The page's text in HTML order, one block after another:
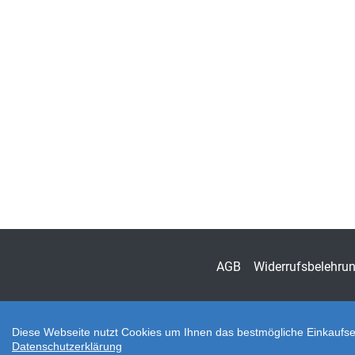
AGB
Diese Webseite nutzt Cookies um Ihnen das bestmögliche
Datenschutzerklärung